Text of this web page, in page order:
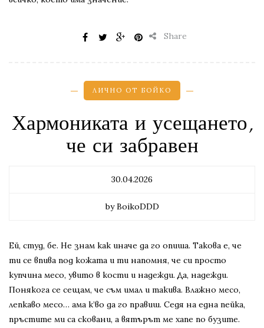
Share
ЛИЧНО ОТ БОЙКО
Хармониката и усещането,
че си забравен
30.04.2026
by BoikoDDD
Ей, студ, бе. Не знам как иначе да го опиша. Такова е, че
ти се впива под кожата и ти напомня, че си просто
купчина месо, увито в кости и надежди. Да, надежди.
Понякога се сещам, че съм имал и такива. Влажно месо,
лепкаво месо… ама к’во да го правиш. Седя на една пейка,
пръстите ми са сковани, а вятърът ме хапе по бузите.